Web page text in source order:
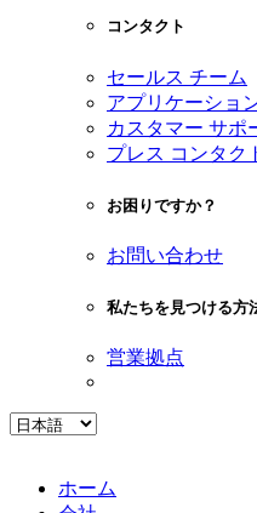
コンタクト
セールス チーム
アプリケーショ
カスタマー サポ
プレス コンタク
お困りですか？
お問い合わせ
私たちを見つける方
営業拠点
ホーム